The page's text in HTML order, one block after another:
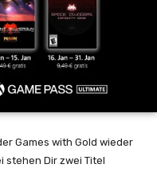
Games with Gold wieder
stehen Dir zwei Titel